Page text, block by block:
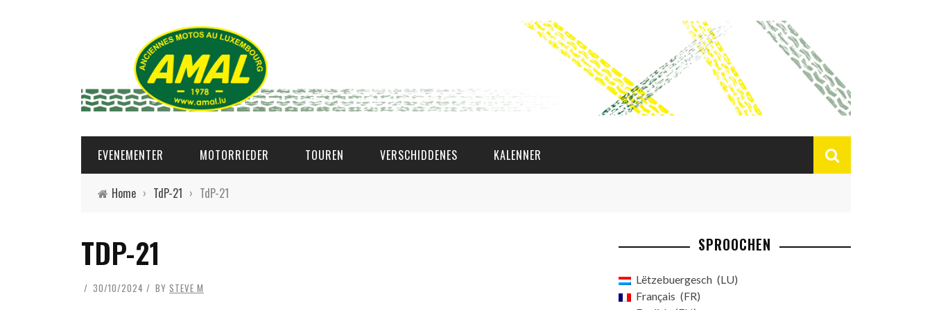
EVENEMENTER MOTORRIEDER TOUREN VERSCHIDDENES KALENNER
Home › TdP-21 › TdP-21
TDP-21
30/10/2024 BY STEVE M
SPROOCHEN
Lëtzebuergesch
LU
Français
FR